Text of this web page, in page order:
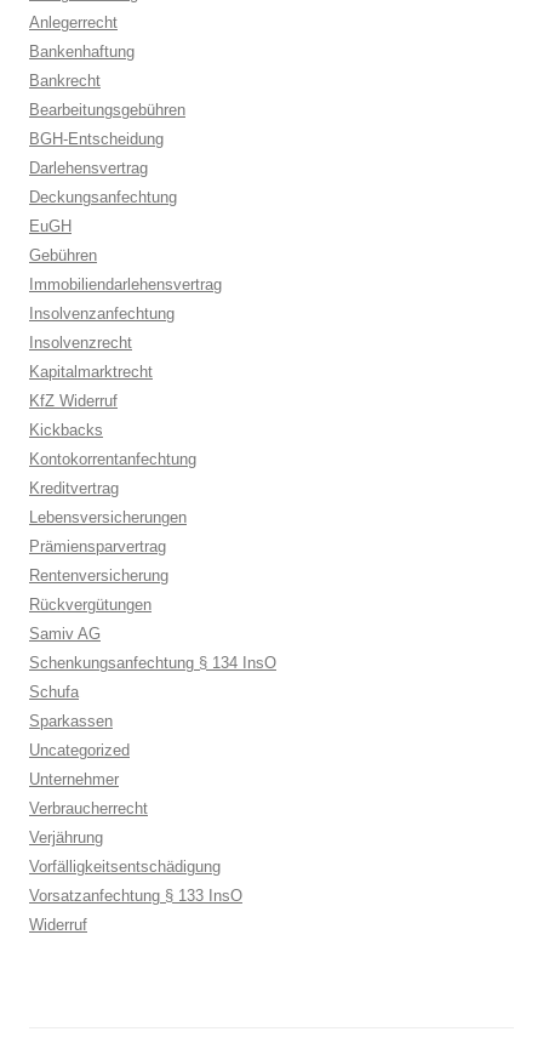
Anlegerrecht
Bankenhaftung
Bankrecht
Bearbeitungsgebühren
BGH-Entscheidung
Darlehensvertrag
Deckungsanfechtung
EuGH
Gebühren
Immobiliendarlehensvertrag
Insolvenzanfechtung
Insolvenzrecht
Kapitalmarktrecht
KfZ Widerruf
Kickbacks
Kontokorrentanfechtung
Kreditvertrag
Lebensversicherungen
Prämiensparvertrag
Rentenversicherung
Rückvergütungen
Samiv AG
Schenkungsanfechtung § 134 InsO
Schufa
Sparkassen
Uncategorized
Unternehmer
Verbraucherrecht
Verjährung
Vorfälligkeitsentschädigung
Vorsatzanfechtung § 133 InsO
Widerruf